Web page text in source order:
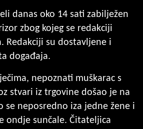
danas oko 14 sati zabilježen
zbog kojeg se redakciji
Redakciji su dostavljene i
događaja.
nepoznati muškarac s
stvari iz trgovine došao je na
se neposredno iza jedne žene i
ondje sunčale. Čitateljica